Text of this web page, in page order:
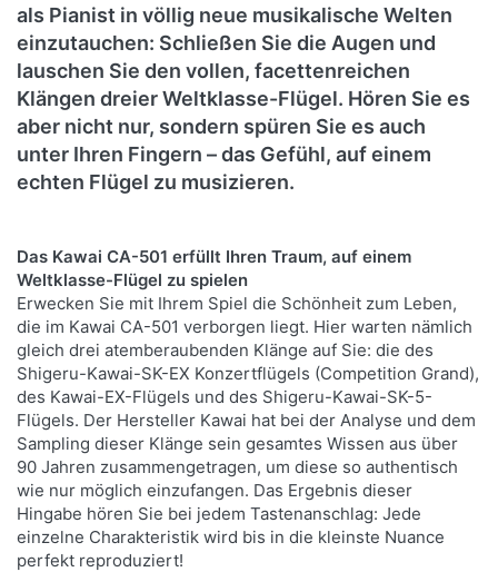
als Pianist in völlig neue musikalische Welten
einzutauchen: Schließen Sie die Augen und
lauschen Sie den vollen, facettenreichen
Klängen dreier Weltklasse-Flügel. Hören Sie es
aber nicht nur, sondern spüren Sie es auch
unter Ihren Fingern – das Gefühl, auf einem
echten Flügel zu musizieren.
Das Kawai CA-501 erfüllt Ihren Traum, auf einem
Weltklasse-Flügel zu spielen
Erwecken Sie mit Ihrem Spiel die Schönheit zum Leben,
die im Kawai CA-501 verborgen liegt. Hier warten nämlich
gleich drei atemberaubenden Klänge auf Sie: die des
Shigeru-Kawai-SK-EX Konzertflügels (Competition Grand),
des Kawai-EX-Flügels und des Shigeru-Kawai-SK-5-
Flügels. Der Hersteller Kawai hat bei der Analyse und dem
Sampling dieser Klänge sein gesamtes Wissen aus über
90 Jahren zusammengetragen, um diese so authentisch
wie nur möglich einzufangen. Das Ergebnis dieser
Hingabe hören Sie bei jedem Tastenanschlag: Jede
einzelne Charakteristik wird bis in die kleinste Nuance
perfekt reproduziert!